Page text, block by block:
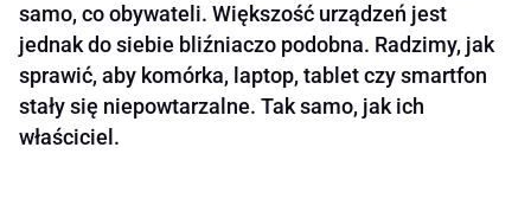
samo, co obywateli. Większość urządzeń jest
jednak do siebie bliźniaczo podobna. Radzimy, jak
sprawić, aby komórka, laptop, tablet czy smartfon
stały się niepowtarzalne. Tak samo, jak ich
właściciel.